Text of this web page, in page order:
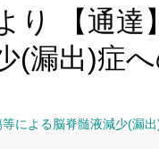
り 【通
(漏出)症
等による脳脊髄液減少(漏